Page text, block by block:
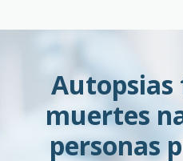
Autopsias
muertes
personas